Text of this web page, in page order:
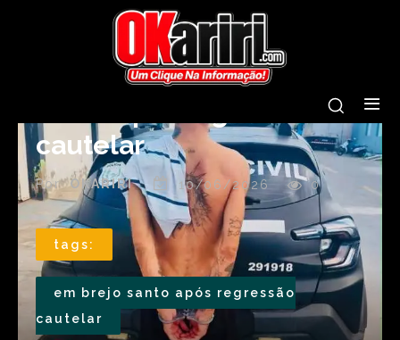
Polícia Civil prende
homem de alta
periculosidade em Brejo
cautelar
Por OKARIRI 10/06/2026 0
tags:
em brejo santo após regressão
cautelar